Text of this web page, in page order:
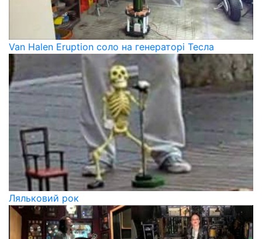
Van Halen Eruption соло на генераторі Тесла
Ляльковий рок